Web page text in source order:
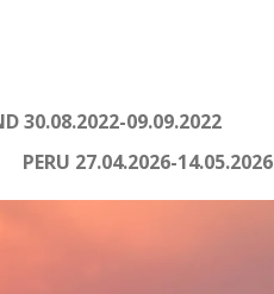
30.08.2022-09.09.2022
PERU 27.04.2026-14.05.2026